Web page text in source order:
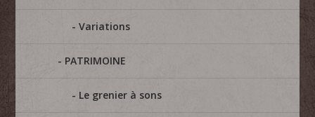
Variations
PATRIMOINE
Le grenier à sons